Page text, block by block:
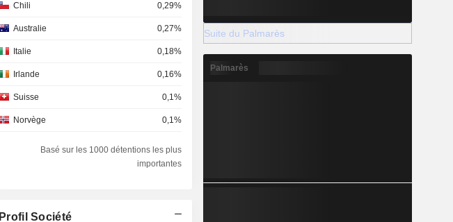
Chili 0,29%
Australie 0,27%
Italie 0,18%
Irlande 0,16%
Suisse 0,1%
Norvège 0,1%
0,08%
Allemagne 0,07%
Basé sur les 1000 détentions les plus
importantes
Profil Société
Suite du Palmarès
Palmarès